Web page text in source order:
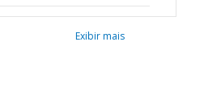
Exibir mais